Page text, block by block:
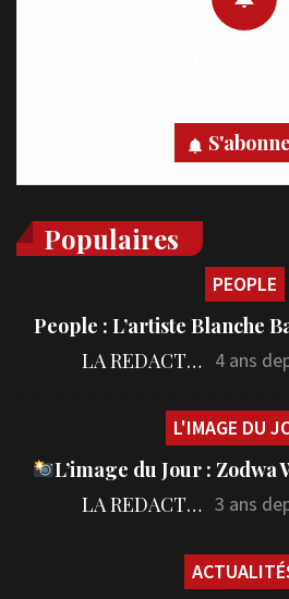
Populaires
PEOPLE
People : L’artiste Blanche
LA REDACTION 4 ans
L'IMAGE DU
L’image du Jour : Zodwa
LA REDACTION 3 ans